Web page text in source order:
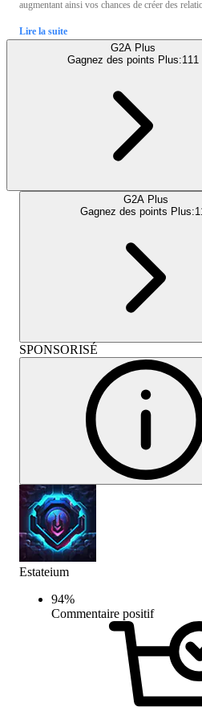
augmentant ainsi vos chances de créer des
Lire la suite
G2A Plus
Gagnez des points Plus:111
G2A Plus
Gagnez des points Plus:
SPONSORISÉ
Estateium
94%
Commentaire positif